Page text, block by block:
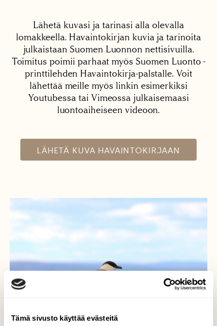
Tämä sivusto käyttää evästeitä
Lähetä kuvasi ja tarinasi alla olevalla
lomakkeella. Havaintokirjan kuvia ja tarinoita
julkaistaan Suomen Luonnon nettisivuilla.
Toimitus poimii parhaat myös Suomen Luonto -
printtilehden Havaintokirja-palstalle. Voit
lähettää meille myös linkin esimerkiksi
Youtubessa tai Vimeossa julkaisemaasi
luontoaiheiseen videoon.
LÄHETÄ KUVA HAVAINTOKIRJAAN